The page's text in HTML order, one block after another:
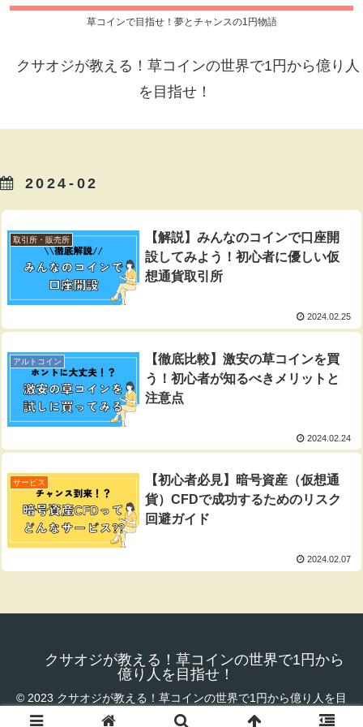
草コインで目指せ！夢とチャンスの1円物語
クサオジが教える！草コインの世界で1円から億り人
を目指せ！
2024-02
取引所・販売所
【解説】みんなのコインで口座開
設してみよう！初心者に優しい仮
想通貨取引所
2024.02.25
アルトコイン
【徹底比較】激安の草コインを買
う！初心者が知るべきメリットと
注意点
2024.02.24
サービス
【初心者必見】暗号資産（仮想通
貨）CFDで成功するためのリスク
回避ガイド
2024.02.07
クサオジが教える！草コインの世界で1円から
億り人を目指せ！
© 2023 クサオジが教える！草コインの世界で1円から億り人を目
指せ！.